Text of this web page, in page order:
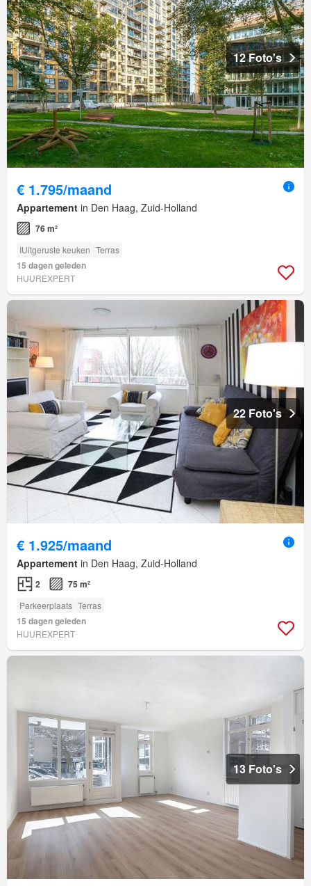
12 Foto's
€ 1.795/maand
Appartement in Den Haag, Zuid-Holland
76 m²
IUitgeruste keuken Terras
15 dagen geleden
HUUREXPERT
22 Foto's
€ 1.925/maand
Appartement in Den Haag, Zuid-Holland
2 75 m²
Parkeerplaats Terras
15 dagen geleden
HUUREXPERT
13 Foto's